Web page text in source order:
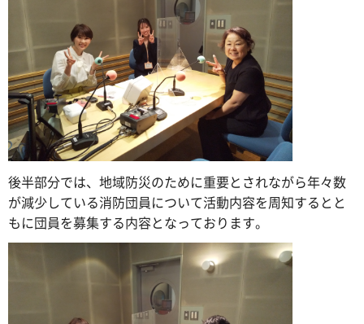
後半部分では、地域防災のために重要とされながら年々数
が減少している消防団員について活動内容を周知するとと
もに団員を募集する内容となっております。